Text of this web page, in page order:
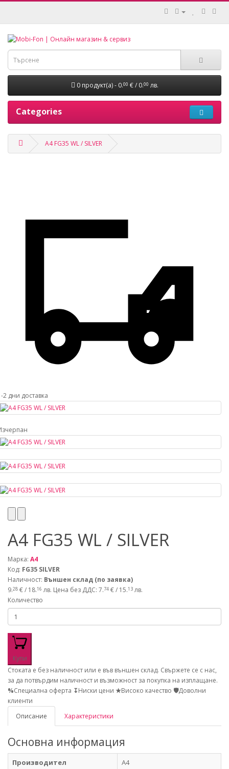
0 продукт(а) - 0.00 € / 0.00 лв.
Categories
A4 FG35 WL / SILVER
2 дни доставка
A4 FG35 WL / SILVER
Марка: A4
Код: FG35 SILVER
Наличност: Външен склад (по заявка)
9.28 € / 18.16 лв. Цена без ДДС: 7.74 € / 15.13 лв.
Количество
Купи
Стоката е без наличност или е във външен склад. Свържете се с нас,
за да потвърдим наличност и възможност за покупка на изплащане.
%Специална оферта ↧Ниски цени ★Високо качество 🛡Доволни
клиенти
Описание
Характеристики
Основна информация
Производител
A4